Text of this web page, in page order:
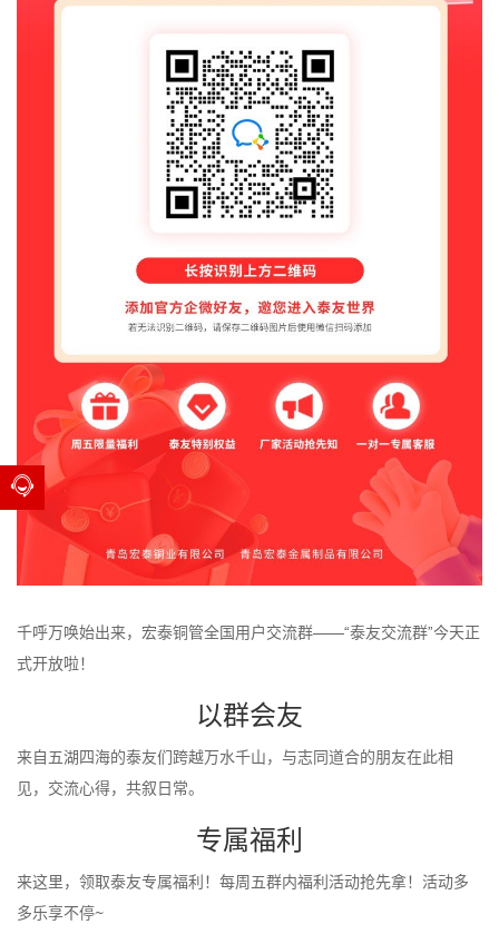
千呼万唤始出来，宏泰铜管全国用户交流群——“泰友交流群”今天正
式开放啦！
以群会友
来自五湖四海的泰友们跨越万水千山，与志同道合的朋友在此相
见，交流心得，共叙日常。
专属福利
来这里，领取泰友专属福利！每周五群内福利活动抢先拿！活动多
多乐享不停~